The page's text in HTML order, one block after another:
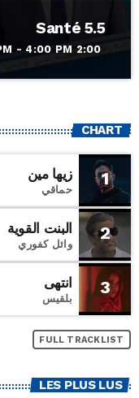
Santé 5.5
2:00 PM - 4:00 PM
CHART
1 زيها مين
حماقي
2 البنت القوية
وائل كفوري
3 انتهى
بلقيس
FULL TRACKLIST
LES PLUS LUS